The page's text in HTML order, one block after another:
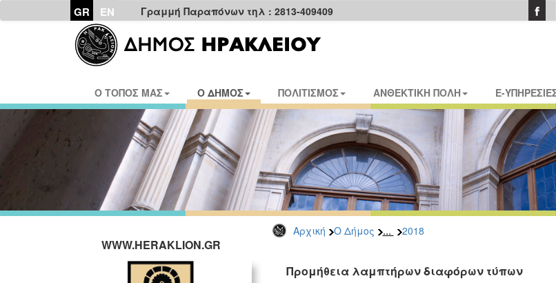
GR EN Γραμμή Παραπόνων τηλ : 2813-409409
Ο ΤΟΠΟΣ ΜΑΣ Ο ΔΗΜΟΣ ΠΟΛΙΤΙΣΜΟΣ ΑΝΘΕΚΤΙΚΗ ΠΟΛΗ E-
Αρχική Ο Δήμος ... 2018
WWW.HERAKLION.GR
Προμήθεια λαμπτήρων διαφόρων τύπων